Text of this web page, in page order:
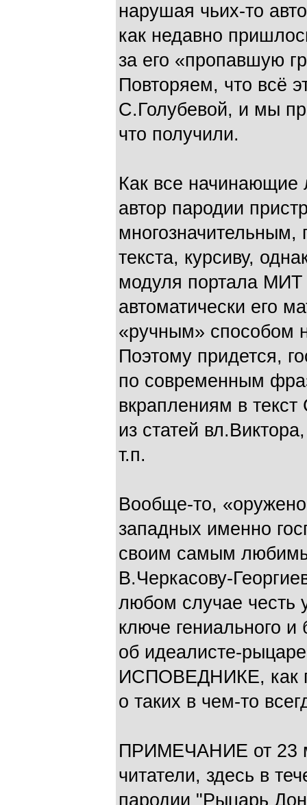
нарушая чьих-то
как недавно
за его «пропавшую
Повторяем, что всё
С.Голубевой, и мы
что получили.
Как все начинающие
автор пародии
текста, курсиву,
модуля портала МИТ
автоматически его
«ручным» способом
Поэтому придется,
по современным
вкраплениям в
из статей
т.п.
Вообще-то,
западных именно
своим самым
В.Черкасову-
любом случае честь
ключе гениального
об идеалисте-
ИСПОВЕДНИКЕ, как
о таких в чем-то
ПРИМЕЧАНИЕ от 23
читатели, здесь в
пародии "Рыцарь